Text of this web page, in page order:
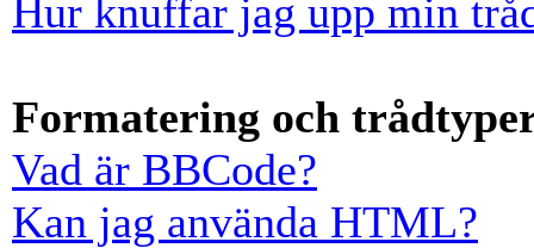
Hur knuffar jag upp min
Formatering och
Vad är BBCode?
Kan jag använda HTML?